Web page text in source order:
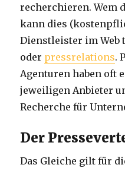
recherchieren. Wem
kann dies
Dienstleister im Web
oder pressrelations.
Agenturen haben oft
jeweiligen Anbieter
Recherche für
Der
Das Gleiche gilt für